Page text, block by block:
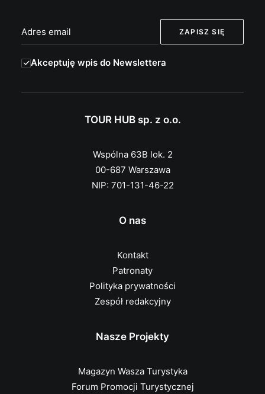
Akceptuję wpis do Newslettera
TOUR HUB sp. z o.o.
Wspólna 63B lok. 2
00-687 Warszawa
NIP: 701-131-46-22
O nas
Kontakt
Patronaty
Polityka prywatności
Zespół redakcyjny
Nasze Projekty
Magazyn Wasza Turystyka
Forum Promocji Turystycznej